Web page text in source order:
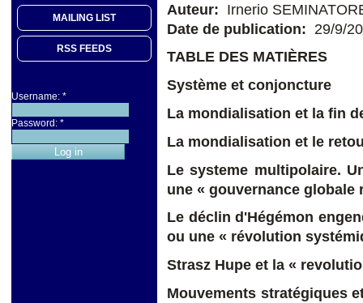
MAILING LIST
RSS FEEDS
Username: *
Password: *
Auteur: Irnerio
Date de publication: 29/9/
TABLE DES MATIÈRES
Système et conjoncture
La mondialisation et la fin
La mondialisation et le
Le systeme multipolaire.
une « gouvernance globale
Le déclin d'Hégémon
ou une « révolution
Strasz Hupe et la «
Mouvements stratégiques